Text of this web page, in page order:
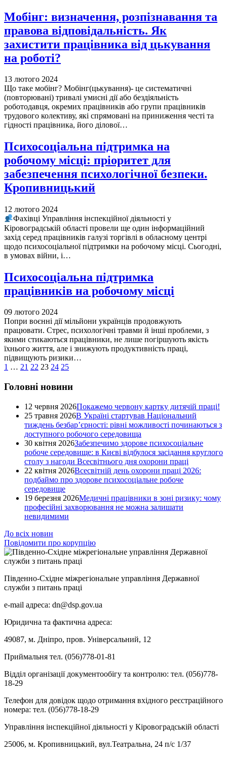
Мобінг: визначення, розпізнавання та
правова відповідальність. Як
захистити працівника від цькування
на роботі?
13 лютого 2024
Що таке мобінг? Мобінг(цькування)- це систематичні
(повторювані) тривалі умисні дії або бездіяльність
роботодавця, окремих працівників або групи працівників
трудового колективу, які спрямовані на приниження честі та
гідності працівника, його ділової…
Психосоціальна підтримка на
робочому місці: пріоритет для
забезпечення психологічної безпеки.
Кропивницький
12 лютого 2024
Фахівці Управління інспекційної діяльності у
Кіровоградській області провели ще один інформаційний
захід серед працівників галузі торгівлі в обласному центрі
щодо психосоціальної підтримки на робочому місці. Сьогодні,
в умовах війни, і…
Психосоціальна підтримка
працівників на робочому місці
09 лютого 2024
Попри воєнні дії мільйони українців продовжують
працювати. Стрес, психологічні травми й інші проблеми, з
якими стикаються працівники, не лише погіршують якість
їхнього життя, але і знижують продуктивність праці,
підвищують ризики…
1 … 21 22 23 24 25
Головні новини
12 червня 2026Покажемо червону картку дитячій праці!
25 травня 2026В Україні стартував Національний
тиждень безбар’єрності: рівні можливості починаються з
доступного робочого середовища
30 квітня 2026Забезпечимо здорове психосоціальне
робоче середовище: в Києві відбулося засідання круглого
столу з нагоди Всесвітнього дня охорони праці
22 квітня 2026Всесвітній день охорони праці 2026:
подбаймо про здорове психосоціальне робоче
середовище
19 березня 2026Медичні працівники в зоні ризику: чому
професійні захворювання не можна залишати
невидимими
До всіх новин
Повідомити про корупцію
Південно-Східне міжрегіональне управління Державної
служби з питань праці
e-mail адреса: dn@dsp.gov.ua
Юридична та фактична адреса:
49087, м. Дніпро, пров. Універсальний, 12
Приймальня тел. (056)778-01-81
Відділ організації документообігу та контролю: тел. (056)778-
18-29
Телефон для довідок щодо отримання вхідного реєстраційного
номера: тел. (056)778-18-29
Управління інспекційної діяльності у Кіровоградській області
25006, м. Кропивницький, вул.Театральна, 24 п/с 1/37